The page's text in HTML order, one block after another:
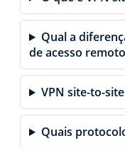
Qual a
de acesso
VPN site-to-
Quais